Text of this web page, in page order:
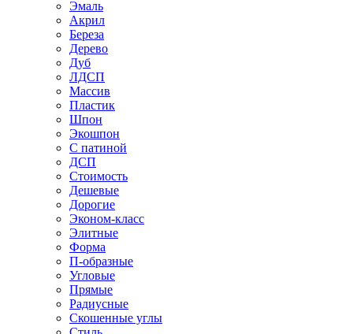
Эмаль
Акрил
Береза
Дерево
Дуб
ЛДСП
Массив
Пластик
Шпон
Экошпон
С патиной
ДСП
Стоимость
Дешевые
Дорогие
Эконом-класс
Элитные
Форма
П-образные
Угловые
Прямые
Радиусные
Скошенные углы